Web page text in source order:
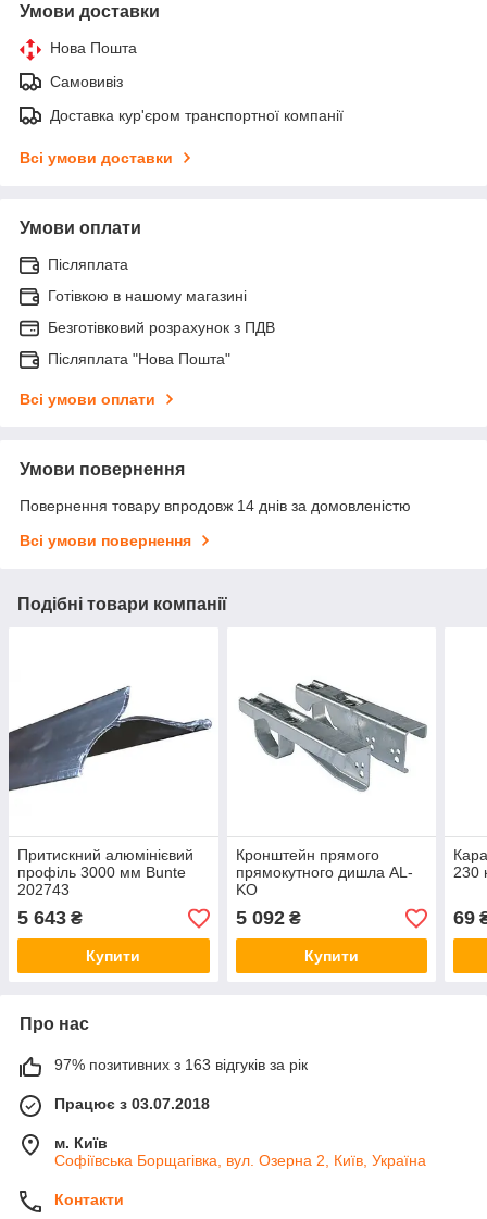
Умови доставки
Нова Пошта
Самовивіз
Доставка кур'єром транспортної компанії
Всі умови доставки
Умови оплати
Післяплата
Готівкою в нашому магазині
Безготівковий розрахунок з ПДВ
Післяплата "Нова Пошта"
Всі умови оплати
Умови повернення
Повернення товару впродовж 14 днів за домовленістю
Всі умови повернення
Подібні товари компанії
Притискний алюмінієвий
профіль 3000 мм Bunte
202743
5 643 ₴
Купити
Кронштейн прямого
прямокутного дишла AL-
KO
80*140/80*160/100*160/120*160
до осі 1300/1500 кг.
249117
5 092₴
Купити
230
69
Про нас
97% позитивних з 163 відгуків за рік
Працює з 03.07.2018
м. Київ
Софіївська Борщагівка, вул. Озерна 2, Київ, Україна
Контакти